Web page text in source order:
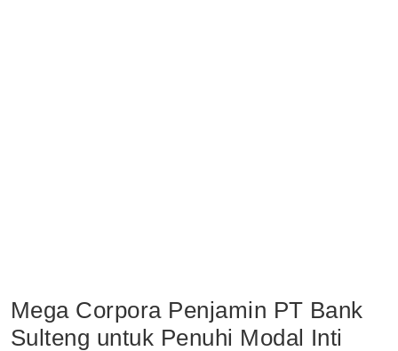
Mega Corpora Penjamin PT Bank
Sulteng untuk Penuhi Modal Inti